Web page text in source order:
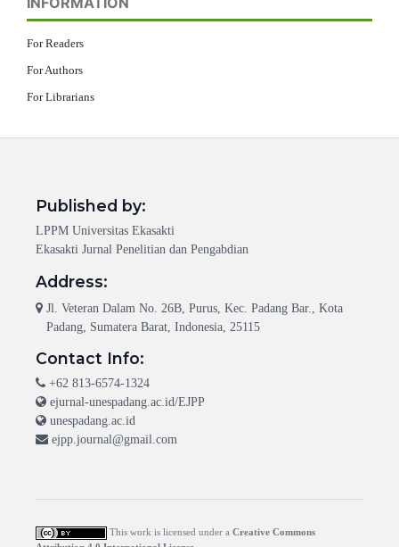
For Readers
For Authors
For Librarians
Published by:
LPPM Universitas Ekasakti
Ekasakti Jurnal Penelitian dan Pengabdian
Address:
Jl. Veteran Dalam No. 26B, Purus, Kec. Padang Bar., Kota
Padang, Sumatera Barat, Indonesia, 25115
Contact Info:
+62 813-6574-1324
ejurnal-unespadang.ac.id/EJPP
unespadang.ac.id
ejpp.journal@gmail.com
This work is licensed under a Creative Commons